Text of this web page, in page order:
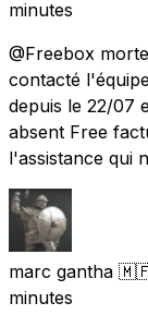
minutes
@Freebox
contacté
depuis le 22/07
absent Free
l'assistance qui
marc gantha
minutes